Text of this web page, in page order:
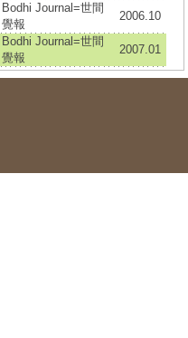
Bodhi Journal=世間
覺報
2006.10
Bodhi Journal=世間
覺報
2007.01